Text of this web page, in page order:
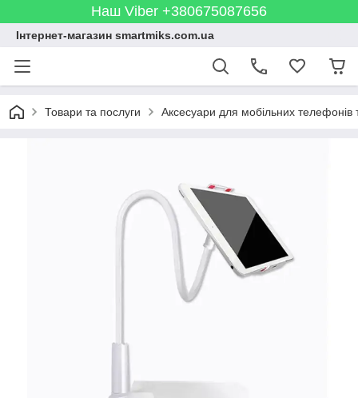
Наш Viber +380675087656
Інтернет-магазин smartmiks.com.ua
Товари та послуги Аксесуари для мобільних телефонів